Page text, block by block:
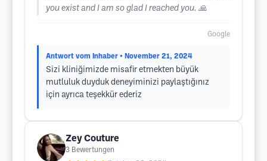
you exist and I am so glad I reached you. 🙏
Google
Antwort vom Inhaber • November 21, 2024
Sizi kliniğimizde misafir etmekten büyük
mutluluk duyduk deneyiminizi paylaştığınız
için ayrıca teşekkür ederiz
Zey Couture
3 Bewertungen